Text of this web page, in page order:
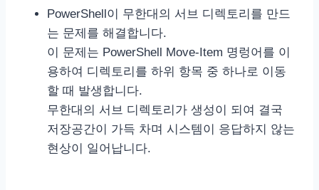
PowerShell이 무한대의 서브 디렉토리를 만드
는 문제를 해결합니다.
이 문제는 PowerShell Move-Item 명렁어를 이
용하여 디렉토리를 하위 항목 중 하나로 이동
할 때 발생합니다.
무한대의 서브 디렉토리가 생성이 되여 결국
저장공간이 가득 차며 시스템이 응답하지 않는
현상이 일어납니다.